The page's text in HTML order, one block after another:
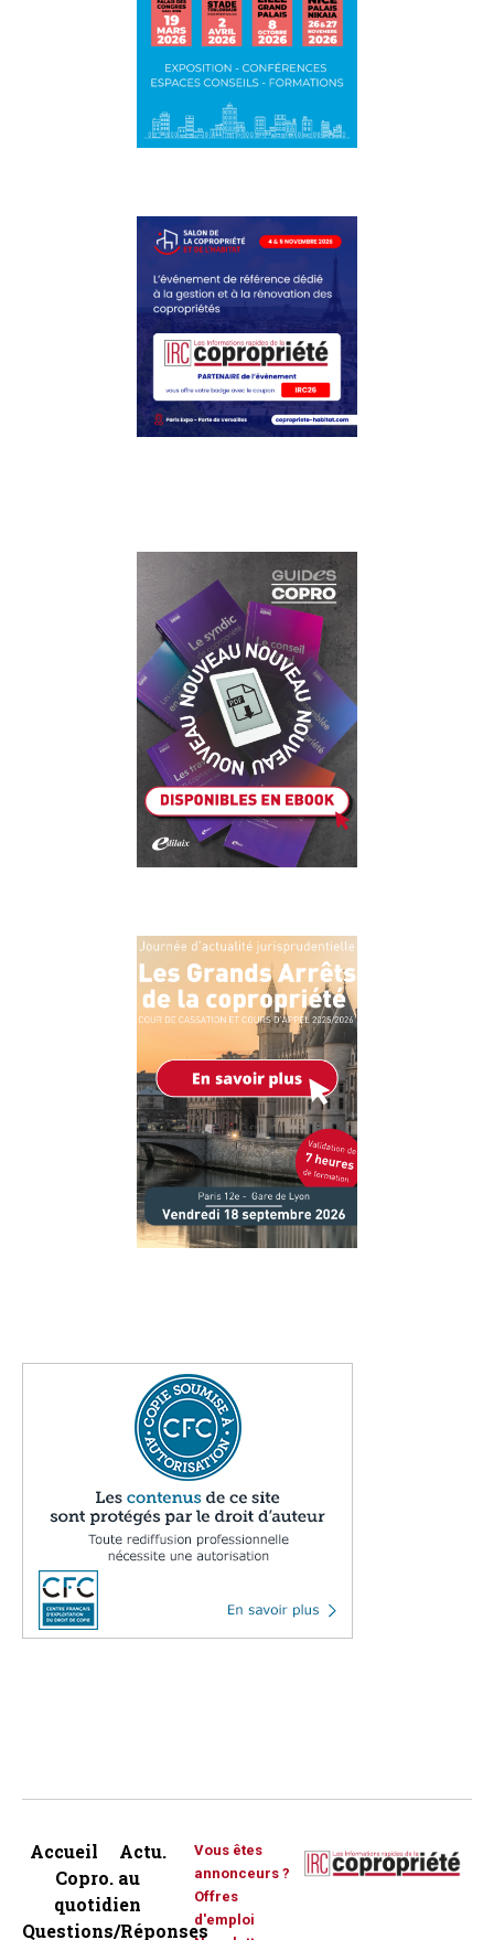
Accueil
Actu.
Copro. au
quotidien
Questions/Réponses
Vous êtes
annonceurs ?
Offres
d'emploi